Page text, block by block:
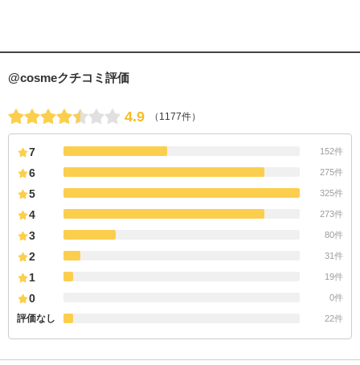
@cosmeクチコミ評価
4.9 （1177件）
7 152件
6 275件
5 325件
4 273件
3 80件
2 31件
1 19件
0 0件
評価なし 22件